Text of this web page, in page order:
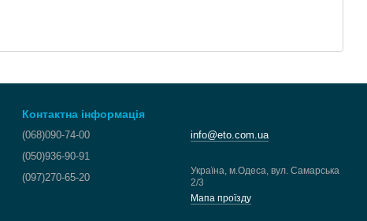
Контактна інформація
(068)090-74-00
(050)936-90-91
(097)270-65-20
info@eto.com.ua
Україна, м.Одеса, вул. Самарська
2/3
Мапа проїзду